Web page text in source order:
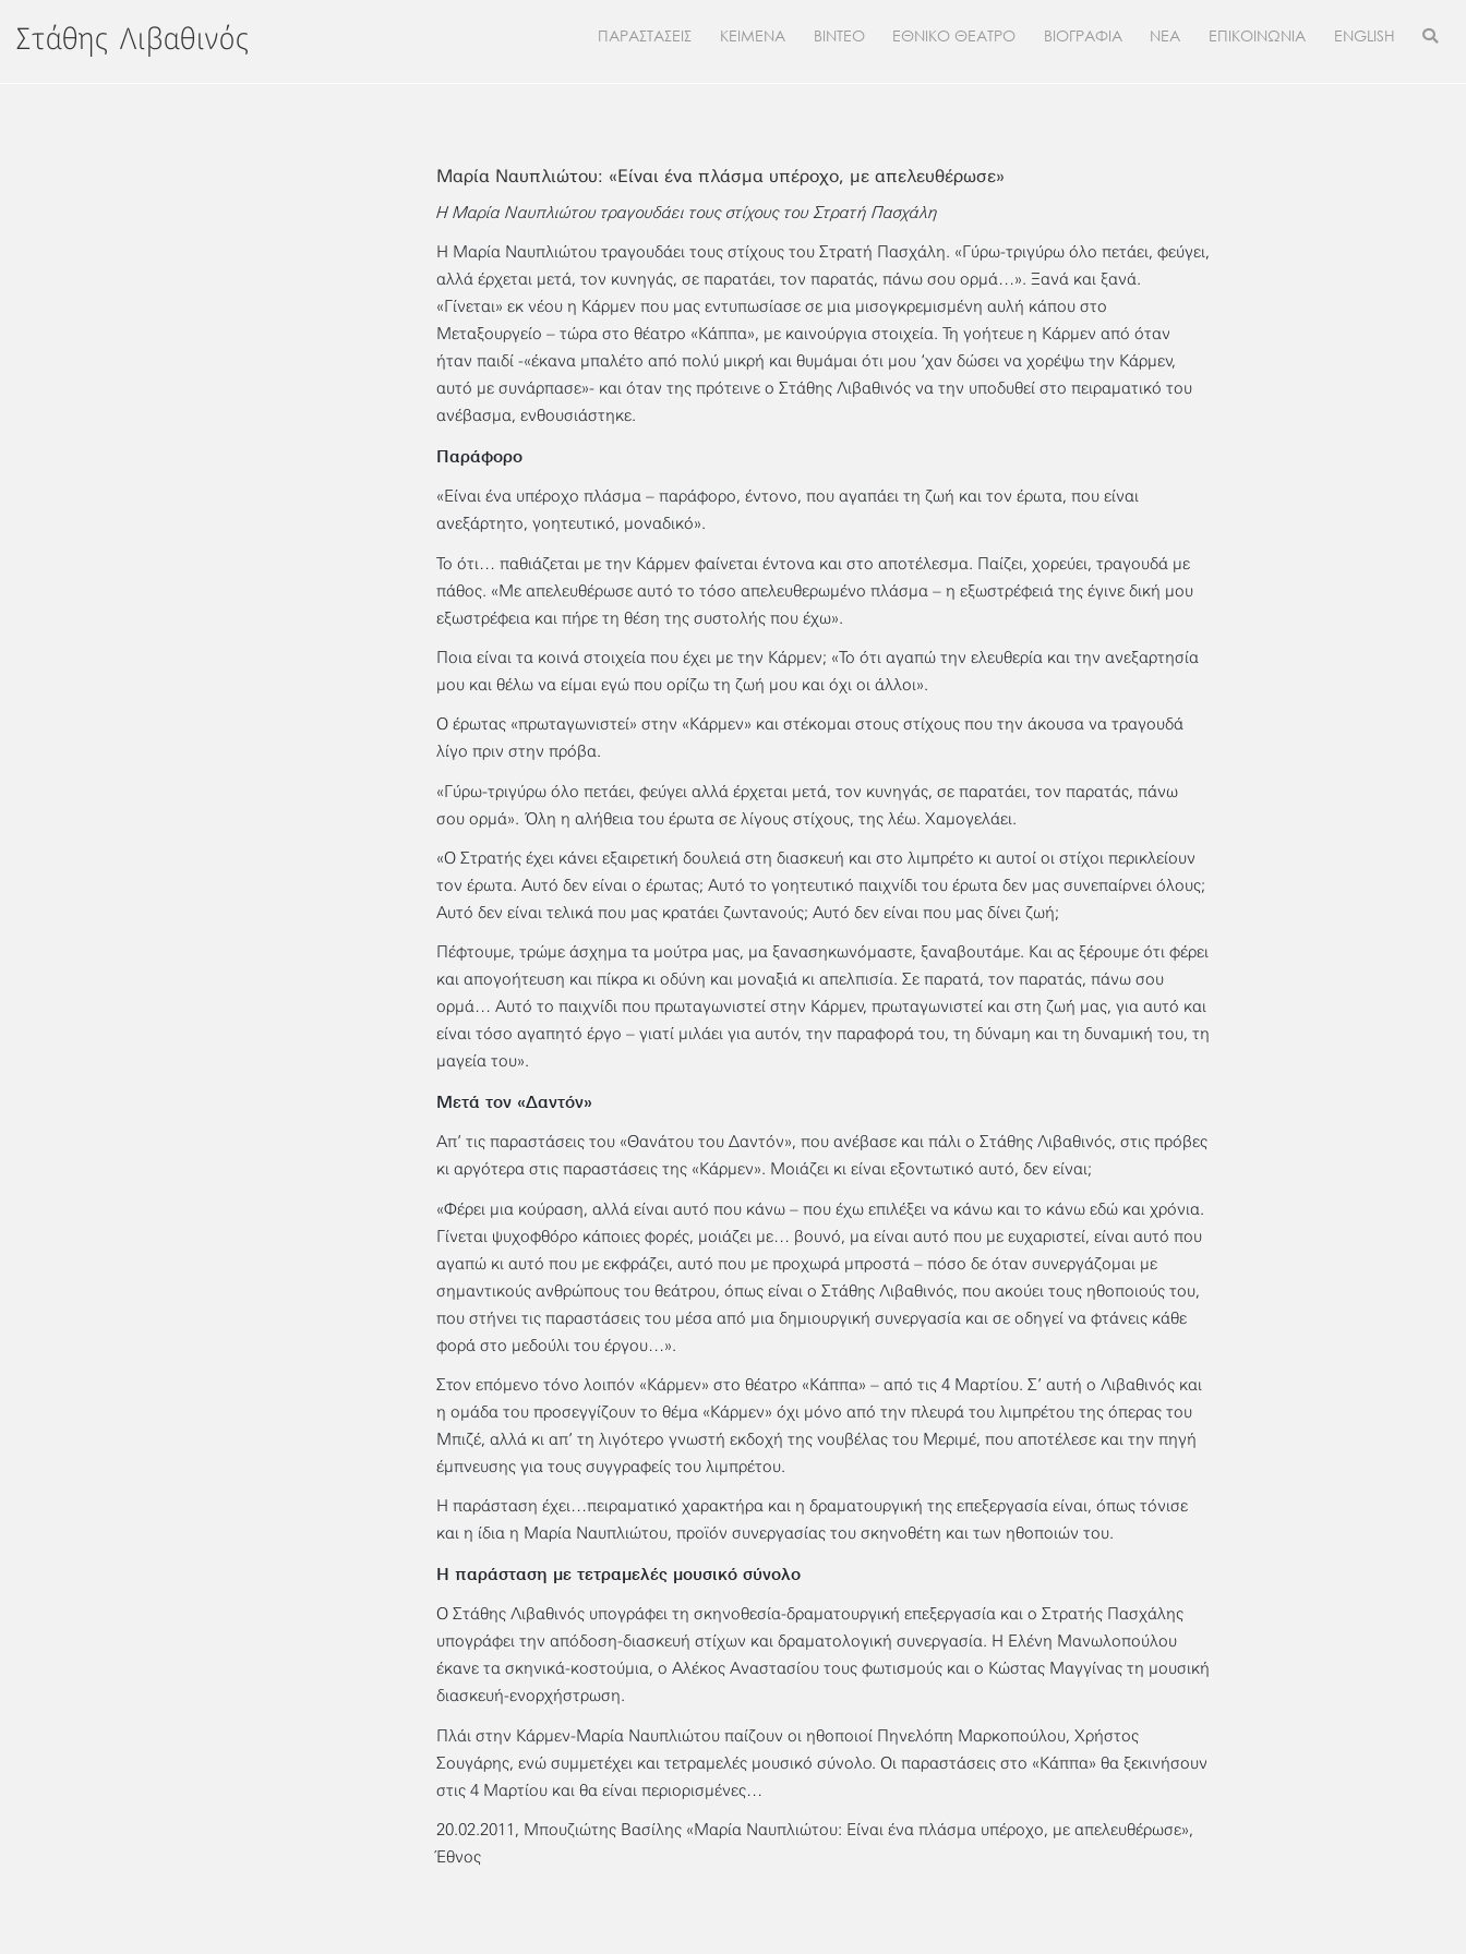
στοΣτάθης Λιβαθινός ΠΑΡΑΣΤΑΣΕΙΣ ΚΕΙΜΕΝΑ ΒΙΝΤΕΟ ΕΘΝΙΚΟ ΘΕΑΤΡΟ ΒΙΟΓΡΑΦΙΑ ΝΕΑ ΕΠΙΚΟΙΝΩΝΙΑ ENGLISH
Μαρία Ναυπλιώτου: «Είναι ένα πλάσμα υπέροχο, με απελευθέρωσε»
H Μαρία Ναυπλιώτου τραγουδάει τους στίχους του Στρατή Πασχάλη
H Μαρία Ναυπλιώτου τραγουδάει τους στίχους του Στρατή Πασχάλη. «Γύρω-τριγύρω όλο πετάει, φεύγει,
αλλά έρχεται μετά, τον κυνηγάς, σε παρατάει, τον παρατάς, πάνω σου ορμά…». Ξανά και ξανά.
«Γίνεται» εκ νέου η Κάρμεν που μας εντυπωσίασε σε μια μισογκρεμισμένη αυλή κάπου στο
Μεταξουργείο – τώρα στο θέατρο «Κάππα», με καινούργια στοιχεία. Τη γοήτευε η Κάρμεν από όταν
ήταν παιδί -«έκανα μπαλέτο από πολύ μικρή και θυμάμαι ότι μου ‘χαν δώσει να χορέψω την Κάρμεν,
αυτό με συνάρπασε»- και όταν της πρότεινε ο Στάθης Λιβαθινός να την υποδυθεί στο πειραματικό του
ανέβασμα, ενθουσιάστηκε.
Παράφορο
«Είναι ένα υπέροχο πλάσμα – παράφορο, έντονο, που αγαπάει τη ζωή και τον έρωτα, που είναι
ανεξάρτητο, γοητευτικό, μοναδικό».
Το ότι… παθιάζεται με την Κάρμεν φαίνεται έντονα και στο αποτέλεσμα. Παίζει, χορεύει, τραγουδά με
πάθος. «Με απελευθέρωσε αυτό το τόσο απελευθερωμένο πλάσμα – η εξωστρέφειά της έγινε δική μου
εξωστρέφεια και πήρε τη θέση της συστολής που έχω».
Ποια είναι τα κοινά στοιχεία που έχει με την Κάρμεν; «Το ότι αγαπώ την ελευθερία και την ανεξαρτησία
μου και θέλω να είμαι εγώ που ορίζω τη ζωή μου και όχι οι άλλοι».
Ο έρωτας «πρωταγωνιστεί» στην «Κάρμεν» και στέκομαι στους στίχους που την άκουσα να τραγουδά
λίγο πριν στην πρόβα.
«Γύρω-τριγύρω όλο πετάει, φεύγει αλλά έρχεται μετά, τον κυνηγάς, σε παρατάει, τον παρατάς, πάνω
σου ορμά». Όλη η αλήθεια του έρωτα σε λίγους στίχους, της λέω. Χαμογελάει.
«Ο Στρατής έχει κάνει εξαιρετική δουλειά στη διασκευή και στο λιμπρέτο κι αυτοί οι στίχοι περικλείουν
τον έρωτα. Αυτό δεν είναι ο έρωτας; Αυτό το γοητευτικό παιχνίδι του έρωτα δεν μας συνεπαίρνει όλους;
Αυτό δεν είναι τελικά που μας κρατάει ζωντανούς; Αυτό δεν είναι που μας δίνει ζωή;
Πέφτουμε, τρώμε άσχημα τα μούτρα μας, μα ξανασηκωνόμαστε, ξαναβουτάμε. Και ας ξέρουμε ότι φέρει
και απογοήτευση και πίκρα κι οδύνη και μοναξιά κι απελπισία. Σε παρατά, τον παρατάς, πάνω σου
ορμά… Αυτό το παιχνίδι που πρωταγωνιστεί στην Κάρμεν, πρωταγωνιστεί και στη ζωή μας, για αυτό και
είναι τόσο αγαπητό έργο – γιατί μιλάει για αυτόν, την παραφορά του, τη δύναμη και τη δυναμική του, τη
μαγεία του».
Μετά τον «Δαντόν»
Απ’ τις παραστάσεις του «Θανάτου του Δαντόν», που ανέβασε και πάλι ο Στάθης Λιβαθινός, στις πρόβες
κι αργότερα στις παραστάσεις της «Κάρμεν». Μοιάζει κι είναι εξοντωτικό αυτό, δεν είναι;
«Φέρει μια κούραση, αλλά είναι αυτό που κάνω – που έχω επιλέξει να κάνω και το κάνω εδώ και χρόνια.
Γίνεται ψυχοφθόρο κάποιες φορές, μοιάζει με… βουνό, μα είναι αυτό που με ευχαριστεί, είναι αυτό που
αγαπώ κι αυτό που με εκφράζει, αυτό που με προχωρά μπροστά – πόσο δε όταν συνεργάζομαι με
σημαντικούς ανθρώπους του θεάτρου, όπως είναι ο Στάθης Λιβαθινός, που ακούει τους ηθοποιούς του,
που στήνει τις παραστάσεις του μέσα από μια δημιουργική συνεργασία και σε οδηγεί να φτάνεις κάθε
φορά στο μεδούλι του έργου…».
Στον επόμενο τόνο λοιπόν «Κάρμεν» στο θέατρο «Κάππα» – από τις 4 Μαρτίου. Σ’ αυτή ο Λιβαθινός και
η ομάδα του προσεγγίζουν το θέμα «Κάρμεν» όχι μόνο από την πλευρά του λιμπρέτου της όπερας του
Μπιζέ, αλλά κι απ’ τη λιγότερο γνωστή εκδοχή της νουβέλας του Μεριμέ, που αποτέλεσε και την πηγή
έμπνευσης για τους συγγραφείς του λιμπρέτου.
Η παράσταση έχει…πειραματικό χαρακτήρα και η δραματουργική της επεξεργασία είναι, όπως τόνισε
και η ίδια η Μαρία Ναυπλιώτου, προϊόν συνεργασίας του σκηνοθέτη και των ηθοποιών του.
Η παράσταση με τετραμελές μουσικό σύνολο
Ο Στάθης Λιβαθινός υπογράφει τη σκηνοθεσία-δραματουργική επεξεργασία και ο Στρατής Πασχάλης
υπογράφει την απόδοση-διασκευή στίχων και δραματολογική συνεργασία. Η Ελένη Μανωλοπούλου
έκανε τα σκηνικά-κοστούμια, ο Αλέκος Αναστασίου τους φωτισμούς και ο Κώστας Μαγγίνας τη μουσική
διασκευή-ενορχήστρωση.
Πλάι στην Κάρμεν-Μαρία Ναυπλιώτου παίζουν οι ηθοποιοί Πηνελόπη Μαρκοπούλου, Χρήστος
Σουγάρης, ενώ συμμετέχει και τετραμελές μουσικό σύνολο. Οι παραστάσεις στο «Κάππα» θα ξεκινήσουν
στις 4 Μαρτίου και θα είναι περιορισμένες…
20.02.2011, Μπουζιώτης Βασίλης «Μαρία Ναυπλιώτου: Είναι ένα πλάσμα υπέροχο, με απελευθέρωσε»,
Έθνος